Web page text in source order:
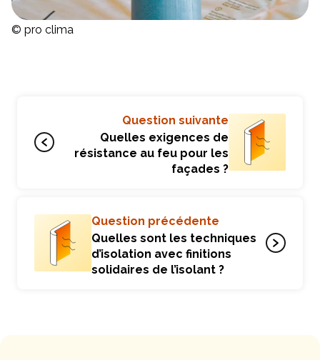
© pro clima
Question suivante
Quelles exigences de
résistance au feu pour les
façades ?
Question précédente
Quelles sont les techniques
d’isolation avec finitions
solidaires de l’isolant ?